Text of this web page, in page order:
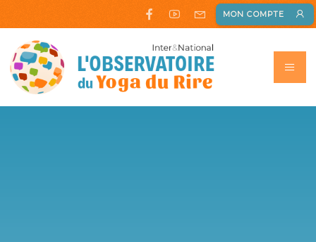
MON COMPTE